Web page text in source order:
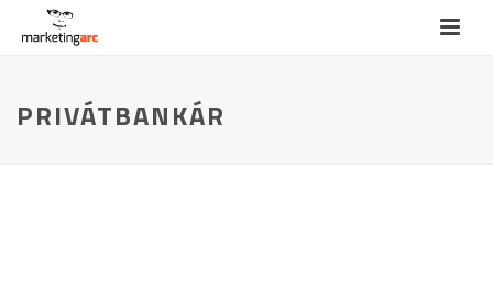
PRIVÁTBANKÁR